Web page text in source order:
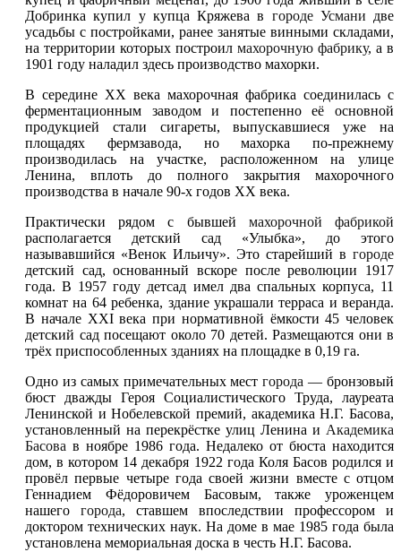
Добринка купил у купца Кряжева в городе Усмани две
усадьбы с постройками, ранее занятые винными складами,
на территории которых построил махорочную фабрику, а в
1901 году наладил здесь производство махорки.
В середине XX века махорочная фабрика соединилась с
ферментационным заводом и постепенно её основной
продукцией стали сигареты, выпускавшиеся уже на
площадях фермзавода, но махорка по-прежнему
производилась на участке, расположенном на улице
Ленина, вплоть до полного закрытия махорочного
производства в начале 90-х годов XX века.
Практически рядом с бывшей махорочной фабрикой
располагается детский сад «Улыбка», до этого
называвшийся «Венок Ильичу». Это старейший в городе
детский сад, основанный вскоре после революции 1917
года. В 1957 году детсад имел два спальных корпуса, 11
комнат на 64 ребенка, здание украшали терраса и веранда.
В начале XXI века при нормативной ёмкости 45 человек
детский сад посещают около 70 детей. Размещаются они в
трёх приспособленных зданиях на площадке в 0,19 га.
Одно из самых примечательных местгорода — бронзовый
бюст дважды Героя Социалистического Труда, лауреата
Ленинской и Нобелевской премий, академика Н.Г. Басова,
установленный на перекрёстке улиц Ленина и Академика
Басова в ноябре 1986 года. Недалеко от бюста находится
дом, в котором 14 декабря 1922 года Коля Басов родился и
провёл первые четыре года своей жизни вместе с отцом
Геннадием Фёдоровичем Басовым, также уроженцем
нашего города, ставшем впоследствии профессором и
доктором технических наук. На доме в мае 1985 года была
установлена мемориальная доска в честь Н.Г. Басова.